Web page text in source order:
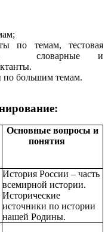
по темам, тестовая
словарные и
большим темам.
Основные вопросы и
понятия
История России – часть
всемирной истории.
Исторические
источники по истории
нашей Родины.